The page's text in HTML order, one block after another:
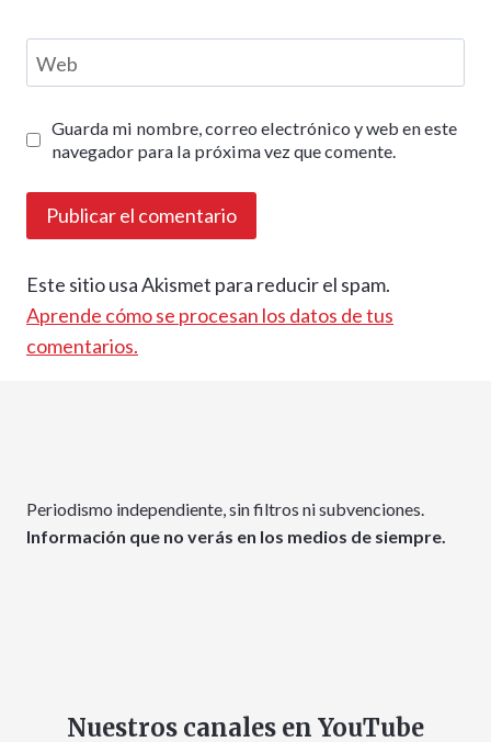
Web
Guarda mi nombre, correo electrónico y web en este
navegador para la próxima vez que comente.
Este sitio usa Akismet para reducir el spam.
Aprende cómo se procesan los datos de tus
comentarios.
Periodismo independiente, sin filtros ni subvenciones.
Información que no verás en los medios de siempre.
Nuestros canales en YouTube